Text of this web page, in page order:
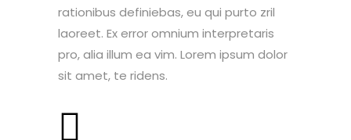
rationibus definiebas, eu qui purto zril
laoreet. Ex error omnium interpretaris
pro, alia illum ea vim. Lorem ipsum dolor
sit amet, te ridens.